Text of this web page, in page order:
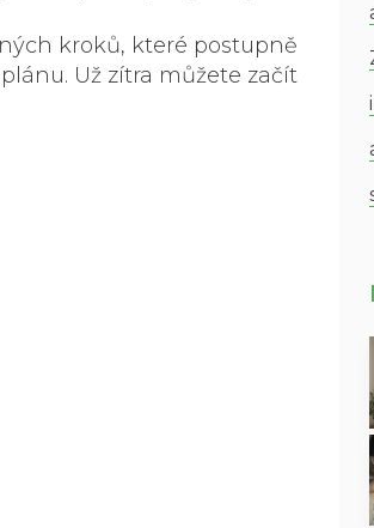
kroků, které postupně
Už zítra můžete začít